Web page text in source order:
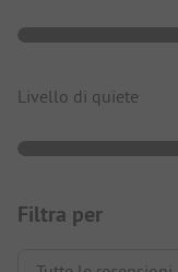
Livello di quiete
Filtra per